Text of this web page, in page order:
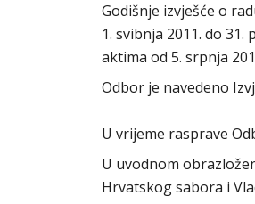
Godišnje izvješće o
1. svibnja 2011. do
aktima od 5. srpnja
Odbor je navedeno
U vrijeme rasprave
U uvodnom
Hrvatskog sabora i